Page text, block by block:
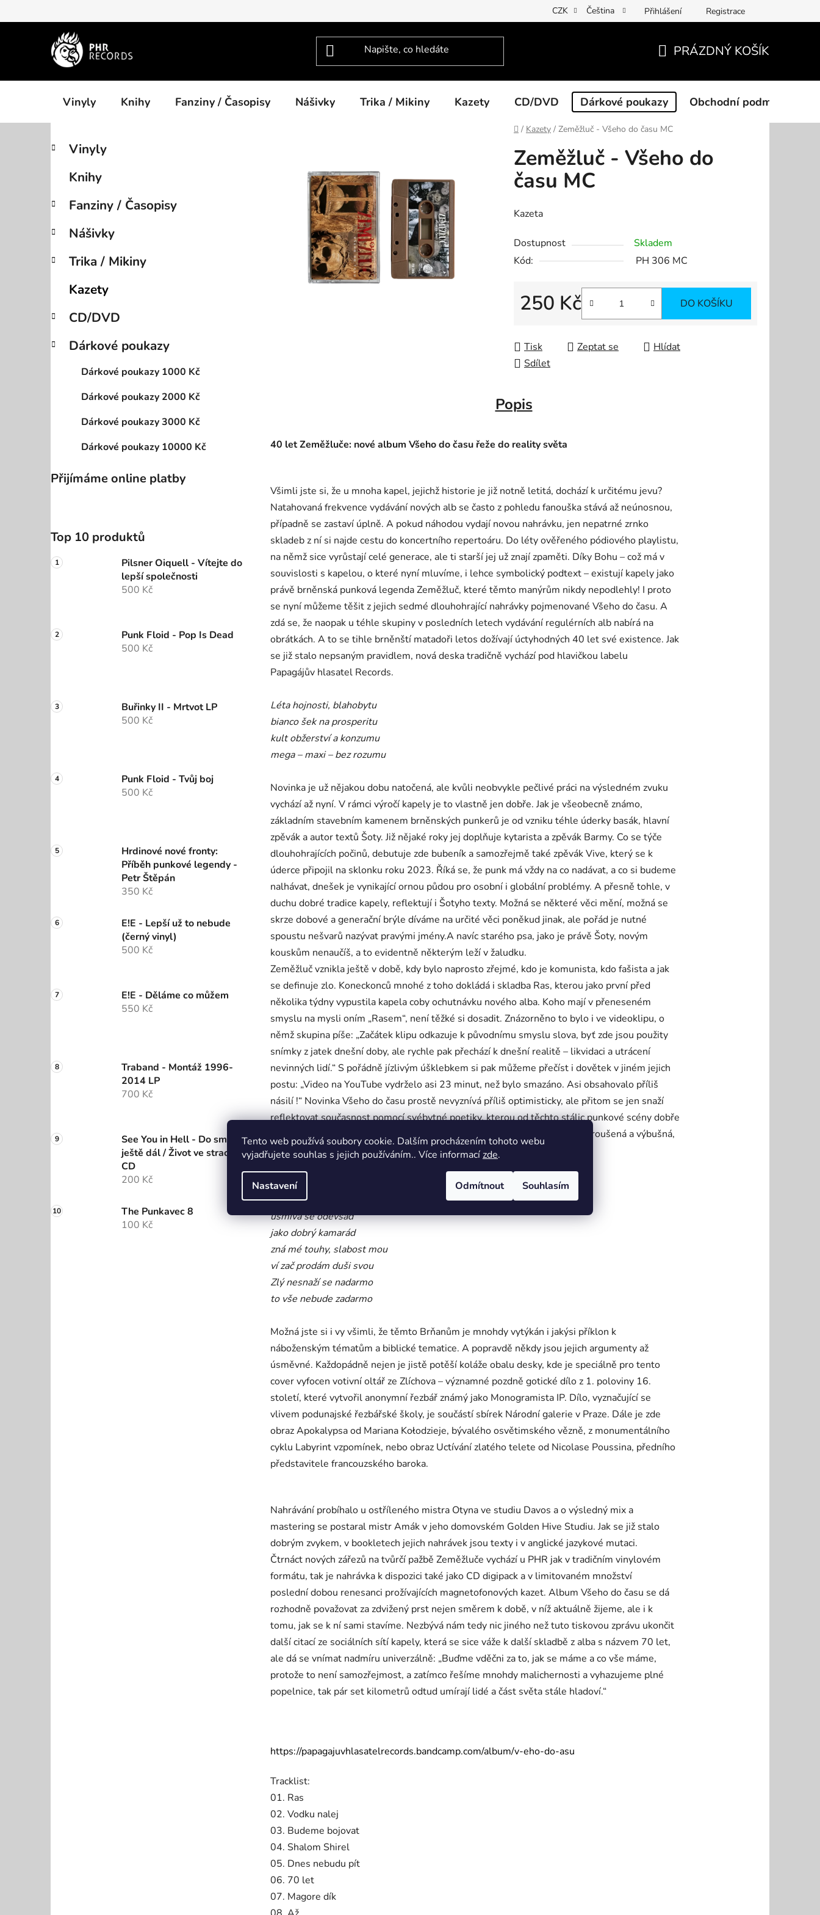
Tento web používá soubory cookie. Dalším procházením tohoto webu
vyjadřujete souhlas s jejich používáním.. Více informacízde.
Nastavení Odmítnout Souhlasím
na
CZK Čeština Přihlášení Registrace
KOŠÍK
PRÁZDNÝ KOŠÍK
Vinyly Knihy Fanziny / Časopisy Nášivky Trika / Mikiny Kazety CD/DVD Dárkové poukazy Obchodní podmínky
Domů
/ Kazety / Zeměžluč - Všeho do času MC
P
r
n
n
í
n
l
Přeskočit
kategorie
K
a
o
i
Vinyly
Knihy
Fanziny / Časopisy
Nášivky
Trika / Mikiny
Kazety
CD/DVD
Dárkové poukazy
Dárkové poukazy 1000 Kč
Dárkové poukazy 2000 Kč
Dárkové poukazy 3000 Kč
Dárkové poukazy 10000 Kč
Přijímáme online platby
Top 10 produktů
Pilsner Oiquell - Vítejte do
lepší společnosti
500 Kč
Punk Floid - Pop Is Dead
500 Kč
Buřinky II - Mrtvot LP
500 Kč
Punk Floid - Tvůj boj
500 Kč
Hrdinové nové fronty:
Příběh punkové legendy -
Petr Štěpán
350 Kč
E!E - Lepší už to nebude
(černý vinyl)
500 Kč
E!E - Děláme co můžem
550 Kč
Traband - Montáž 1996-
2014 LP
700 Kč
See You in Hell - Do smrti a
ještě dál / Život ve strachu
CD
200 Kč
The Punkavec 8
100 Kč
Zeměžluč - Všeho do
času MC
Kazeta
Dostupnost
Skladem
Kód:
PH 306 MC
250 Kč DO KOŠÍKU
Tisk Zeptat se
Hlídat
Sdílet
Popis
40 let Zeměžluče: nové album Všeho do času řeže do reality světa
Všimli jste si, že u mnoha kapel, jejichž historie je již notně letitá, dochází k určitému jevu?
Natahovaná frekvence vydávání nových alb se často z pohledu fanouška stává až neúnosnou,
případně se zastaví úplně. A pokud náhodou vydají novou nahrávku, jen nepatrné zrnko
skladeb z ní si najde cestu do koncertního repertoáru. Do léty ověřeného pódiového playlistu,
na němž sice vyrůstají celé generace, ale ti starší jej už znají zpaměti. Díky Bohu – což má v
souvislosti s kapelou, o které nyní mluvíme, i lehce symbolický podtext – existují kapely jako
právě brněnská punková legenda Zeměžluč, které těmto manýrům nikdy nepodlehly! I proto
se nyní můžeme těšit z jejich sedmé dlouhohrající nahrávky pojmenované Všeho do času. A
zdá se, že naopak u téhle skupiny v posledních letech vydávání regulérních alb nabírá na
obrátkách. A to se tihle brněnští matadoři letos dožívají úctyhodných 40 let své existence. Jak
se již stalo nepsaným pravidlem, nová deska tradičně vychází pod hlavičkou labelu
Papagájův hlasatel Records.
Léta hojnosti, blahobytu
bianco šek na prosperitu
kult obžerství a konzumu
mega – maxi – bez rozumu
Novinka je už nějakou dobu natočená, ale kvůli neobvykle pečlivé práci na výsledném zvuku
vychází až nyní. V rámci výročí kapely je to vlastně jen dobře. Jak je všeobecně známo,
základním stavebním kamenem brněnských punkerů je od vzniku téhle úderky basák, hlavní
zpěvák a autor textů Šoty. Již nějaké roky jej doplňuje kytarista a zpěvák Barmy. Co se týče
dlouhohrajících počinů, debutuje zde bubeník a samozřejmě také zpěvák Vive, který se k
úderce připojil na sklonku roku 2023. Říká se, že punk má vždy na co nadávat, a co si budeme
nalhávat, dnešek je vynikající ornou půdou pro osobní i globální problémy. A přesně tohle, v
duchu dobré tradice kapely, reflektují i Šotyho texty. Možná se některé věci mění, možná se
skrze dobové a generační brýle díváme na určité věci poněkud jinak, ale pořád je nutné
spoustu nešvarů nazývat pravými jmény.A navíc starého psa, jako je právě Šoty, novým
kouskům nenaučíš, a to evidentně některým leží v žaludku.
Zeměžluč vznikla ještě v době, kdy bylo naprosto zřejmé, kdo je komunista, kdo fašista a jak
se definuje zlo. Koneckonců mnohé z toho dokládá i skladba Ras, kterou jako první před
několika týdny vypustila kapela coby ochutnávku nového alba. Koho mají v přeneseném
smyslu na mysli oním „Rasem“, není těžké si dosadit. Znázorněno to bylo i ve videoklipu, o
němž skupina píše: „Začátek klipu odkazuje k původnímu smyslu slova, byť zde jsou použity
snímky z jatek dnešní doby, ale rychle pak přechází k dnešní realitě – likvidaci a utrácení
nevinných lidí.“ S pořádně jízlivým úšklebkem si pak můžeme přečíst i dovětek v jiném jejich
postu: „Video na YouTube vydrželo asi 23 minut, než bylo smazáno. Asi obsahovalo příliš
násilí !“ Novinka Všeho do času prostě nevyznívá příliš optimisticky, ale přitom se jen snaží
reflektovat současnost pomocí svébytné poetiky, kterou od těchto stálic punkové scény dobře
známe. A věřte, že ani hudební složka nezůstává stranou a je pořádně nabroušená a výbušná,
jak se na skupinu tohoto formátu sluší a patří.
Nepřítel číhá ve skrytu
v káře, v krásným hábitu
usmívá se odevšad
jako dobrý kamarád
zná mé touhy, slabost mou
ví zač prodám duši svou
Zlý nesnaží se nadarmo
to vše nebude zadarmo
Možná jste si i vy všimli, že těmto Brňanům je mnohdy vytýkán i jakýsi příklon k
náboženským tématům a biblické tematice. A popravdě někdy jsou jejich argumenty až
úsměvné. Každopádně nejen je jistě potěší koláže obalu desky, kde je speciálně pro tento
cover vyfocen votivní oltář ze Zlíchova – významné pozdně gotické dílo z 1. poloviny 16.
století, které vytvořil anonymní řezbář známý jako Monogramista IP. Dílo, vyznačující se
vlivem podunajské řezbářské školy, je součástí sbírek Národní galerie v Praze. Dále je zde
obraz Apokalypsa od Mariana Kołodzieje, bývalého osvětimského vězně, z monumentálního
cyklu Labyrint vzpomínek, nebo obraz Uctívání zlatého telete od Nicolase Poussina, předního
představitele francouzského baroka.
Nahrávání probíhalo u ostříleného mistra Otyna ve studiu Davos a o výsledný mix a
mastering se postaral mistr Amák v jeho domovském Golden Hive Studiu. Jak se již stalo
dobrým zvykem, v bookletech jejich nahrávek jsou texty i v anglické jazykové mutaci.
Čtrnáct nových zářezů na tvůrčí pažbě Zeměžluče vychází u PHR jak v tradičním vinylovém
formátu, tak je nahrávka k dispozici také jako CD digipack a v limitovaném množství
poslední dobou renesanci prožívajících magnetofonových kazet. Album Všeho do času se dá
rozhodně považovat za zdvižený prst nejen směrem k době, v níž aktuálně žijeme, ale i k
tomu, jak se k ní sami stavíme. Nezbývá nám tedy nic jiného než tuto tiskovou zprávu ukončit
další citací ze sociálních sítí kapely, která se sice váže k další skladbě z alba s názvem 70 let,
ale dá se vnímat nadmíru univerzálně: „Buďme vděčni za to, jak se máme a co vše máme,
protože to není samozřejmost, a zatímco řešíme mnohdy malichernosti a vyhazujeme plné
popelnice, tak pár set kilometrů odtud umírají lidé a část světa stále hladoví.“
https://papagajuvhlasatelrecords.bandcamp.com/album/v-eho-do-asu
Tracklist:
01. Ras
02. Vodku nalej
03. Budeme bojovat
04. Shalom Shirel
05. Dnes nebudu pít
06. 70 let
07. Magore dík